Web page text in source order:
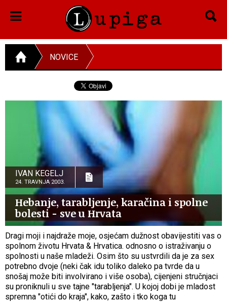
NOVICE
IVAN KEGELJ
24. TRAVNJA 2003.
Hebanje, tarabljenje, karačina i spolne
bolesti - sve u Hrvata
Dragi moji i najdraže moje, osjećam dužnost obavijestiti vas o
spolnom životu Hrvata & Hrvatica. odnosno o istraživanju o
spolnosti u naše mladeži. Osim što su ustvrdili da je za sex
potrebno dvoje (neki čak idu toliko daleko pa tvrde da u
snošaj može biti involvirano i više osoba), cijenjeni stručnjaci
su proniknuli u sve tajne "tarabljenja". U kojoj dobi je mladost
spremna "otići do kraja", kako, zašto i tko koga tu